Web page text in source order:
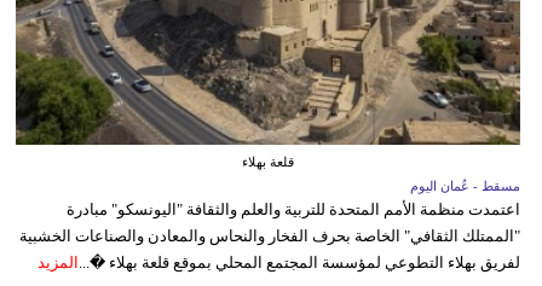
قلعة بهلاء
مسقط - عُمان اليوم
اعتمدت منظمة الأمم المتحدة للتربية والعلم والثقافة "اليونسكو" مبادرة
"الممتلك الثقافي" الخاصة بحرف الفخار والنحاس والمعادن والصناعات الخشبية
لفريق بهلاء التطوعي لمؤسسة المجتمع المحلي بموقع قلعة بهلاء �... المزيد